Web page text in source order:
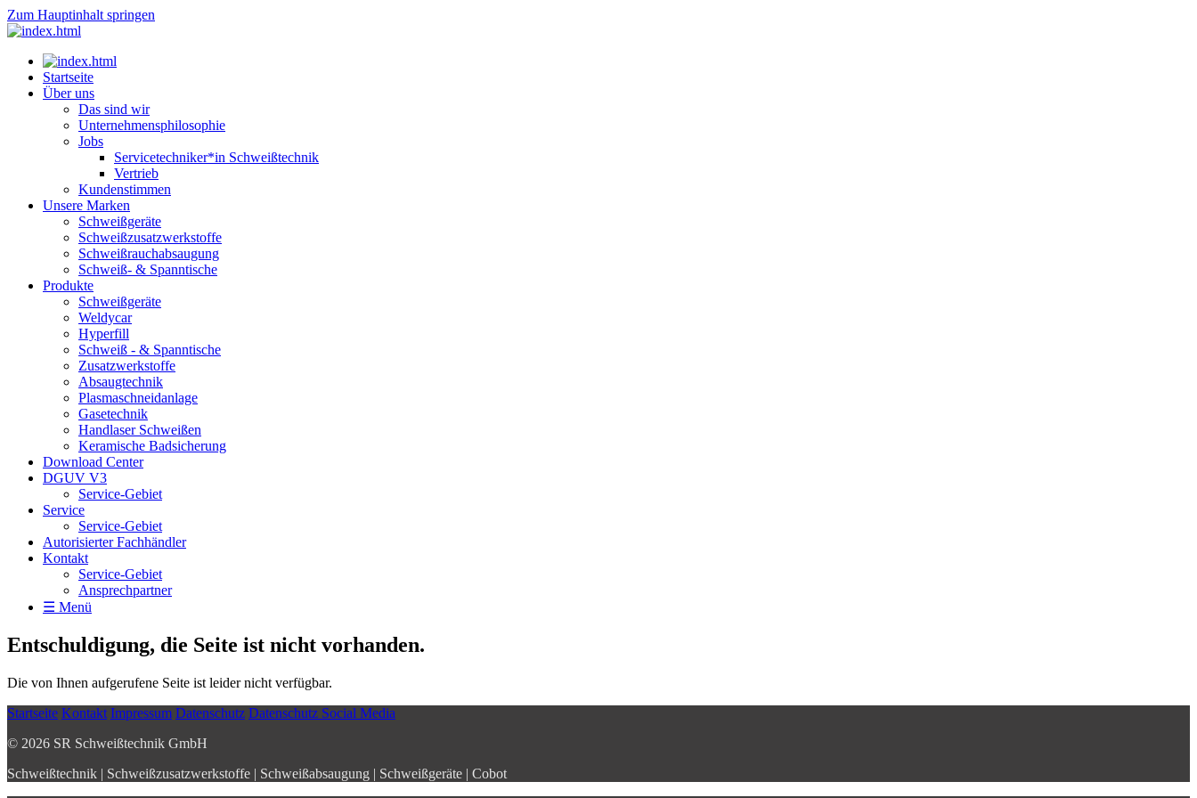
Zum Hauptinhalt springen
Startseite
Über uns
Das sind wir
Unternehmensphilosophie
Jobs
Servicetechniker*in Schweißtechnik
Vertrieb
Kundenstimmen
Unsere Marken
Schweißgeräte
Schweißzusatzwerkstoffe
Schweißrauchabsaugung
Schweiß- & Spanntische
Produkte
Schweißgeräte
Weldycar
Hyperfill
Schweiß - & Spanntische
Zusatzwerkstoffe
Absaugtechnik
Plasmaschneidanlage
Gasetechnik
Handlaser Schweißen
Keramische Badsicherung
Download Center
DGUV V3
Service-Gebiet
Service
Service-Gebiet
Autorisierter Fachhändler
Kontakt
Service-Gebiet
Ansprechpartner
☰ Menü
Entschuldigung, die Seite ist nicht vorhanden.
Die von Ihnen aufgerufene Seite ist leider nicht verfügbar.
Startseite Kontakt Impressum Datenschutz Datenschutz Social Media
© 2026 SR Schweißtechnik GmbH
Schweißtechnik | Schweißzusatzwerkstoffe | Schweißabsaugung | Schweißgeräte | Cobot